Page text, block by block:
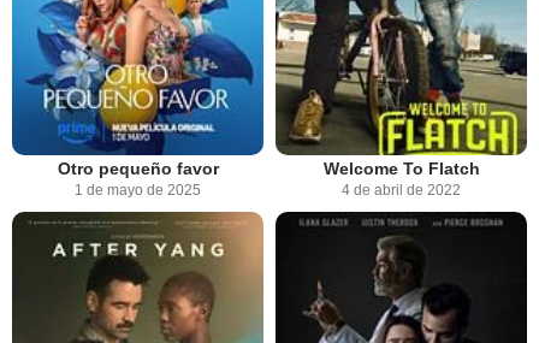
Otro pequeño favor
1 de mayo de 2025
Welcome To Flatch
4 de abril de 2022